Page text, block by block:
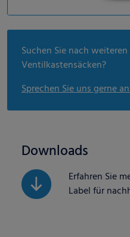
Suchen Sie nach
Ventilkastensäcken?
Sprechen Sie uns gerne
Downloads
Erfahren Sie
Label für